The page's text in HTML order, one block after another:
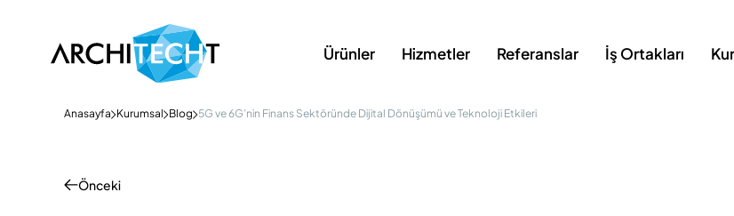
Ürünler Hizmetler Referanslar İş Ortakları
Anasayfa Kurumsal Blog 5G ve 6G’nin Finans Sektöründe Dijital Dönüşümü ve Teknoloji Etkileri
Önceki